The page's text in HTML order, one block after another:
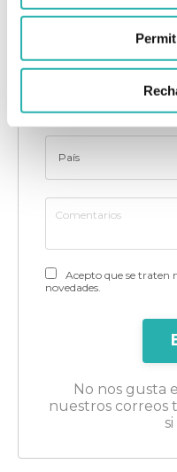
Acepto que se traten
novedades.
No nos gusta
nuestros correos